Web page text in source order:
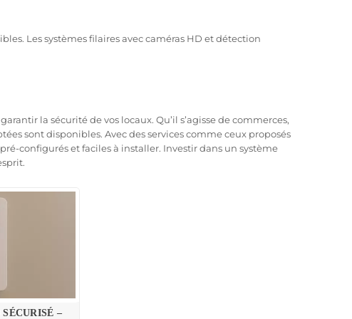
images en haute définition. Elles permettent de détecter
les intrusions. Elle peut être configurée pour envoyer
un service de pré-configuration. Cela signifie que votre
économique convient parfaitement aux petites
Les systèmes filaires avec caméras HD et détection
la sécurité de vos locaux. Qu’il s’agisse de commerces,
sont disponibles. Avec des services comme ceux proposés
configurés et faciles à installer. Investir dans un système
–